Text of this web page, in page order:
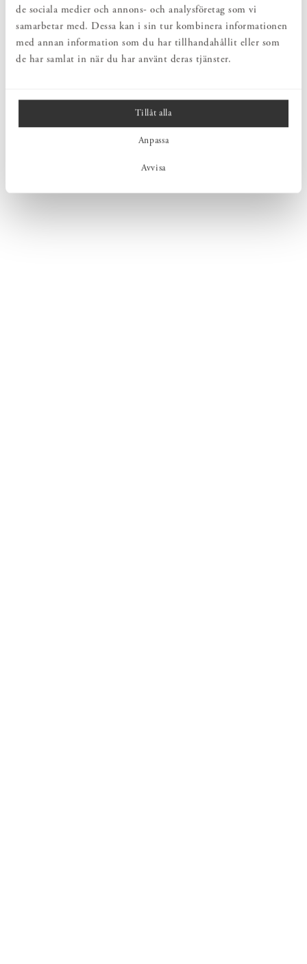
de sociala medier och annons- och analysföretag som vi
samarbetar med. Dessa kan i sin tur kombinera informationen
med annan information som du har tillhandahållit eller som
de har samlat in när du har använt deras tjänster.
Tillåt alla
Anpassa
Avvisa